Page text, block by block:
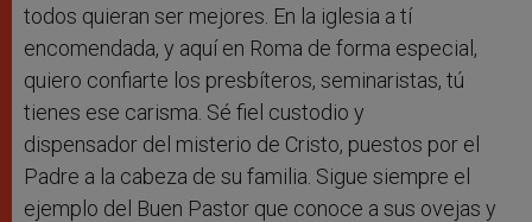
todos quieran ser mejores. En la iglesia a tí
encomendada, y aquí en Roma de forma especial,
quiero confiarte los presbíteros, seminaristas, tú
tienes ese carisma. Sé fiel custodio y
dispensador del misterio de Cristo, puestos por el
Padre a la cabeza de su familia. Sigue siempre el
ejemplo del Buen Pastor que conoce a sus ovejas y